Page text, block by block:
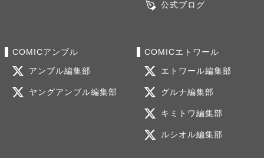
公式ブログ
COMICアンブル
アンブル編集部
ヤングアンブル編集部
COMICエトワール
エトワール編集部
グルナ編集部
キミトワ編集部
ルシオル編集部